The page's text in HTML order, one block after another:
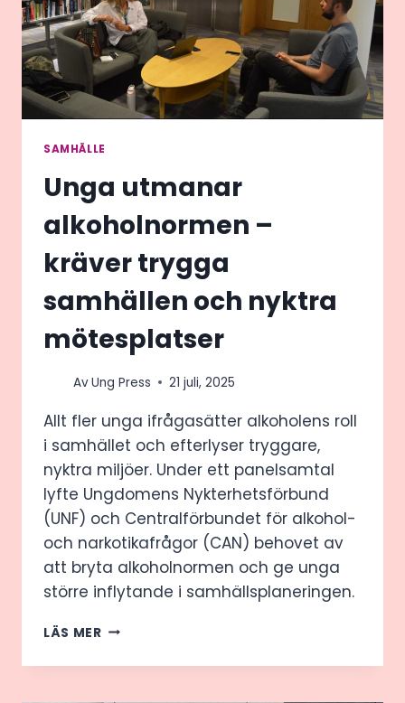
SAMHÄLLE
Unga utmanar
alkoholnormen –
kräver trygga
samhällen och nyktra
mötesplatser
AvUng Press 21 juli, 2025
Allt fler unga ifrågasätter alkoholens roll
i samhället och efterlyser tryggare,
nyktra miljöer. Under ett panelsamtal
lyfte Ungdomens Nykterhetsförbund
(UNF) och Centralförbundet för alkohol-
och narkotikafrågor (CAN) behovet av
att bryta alkoholnormen och ge unga
större inflytande i samhällsplaneringen.
LÄS MERUNGA
ALKOHOLNORMEN